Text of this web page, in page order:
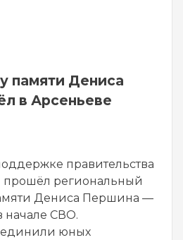
памяти Дениса
в Арсеньеве
правительства
прошёл региональный
Дениса Першина —
начале СВО.
юных